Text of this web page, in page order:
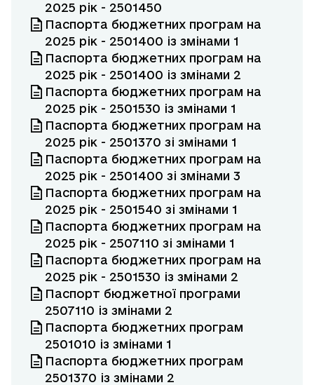
2025 рік - 2501450
Паспорта бюджетних програм на
2025 рік - 2501400 із змінами 1
Паспорта бюджетних програм на
2025 рік - 2501400 із змінами 2
Паспорта бюджетних програм на
2025 рік - 2501530 із змінами 1
Паспорта бюджетних програм на
2025 рік - 2501370 зі змінами 1
Паспорта бюджетних програм на
2025 рік - 2501400 зі змінами 3
Паспорта бюджетних програм на
2025 рік - 2501540 зі змінами 1
Паспорта бюджетних програм на
2025 рік - 2507110 зі змінами 1
Паспорта бюджетних програм на
2025 рік - 2501530 із змінами 2
Паспорт бюджетної програми
2507110 із змінами 2
Паспорта бюджетних програм
2501010 із змінами 1
Паспорта бюджетних програм
2501370 із змінами 2